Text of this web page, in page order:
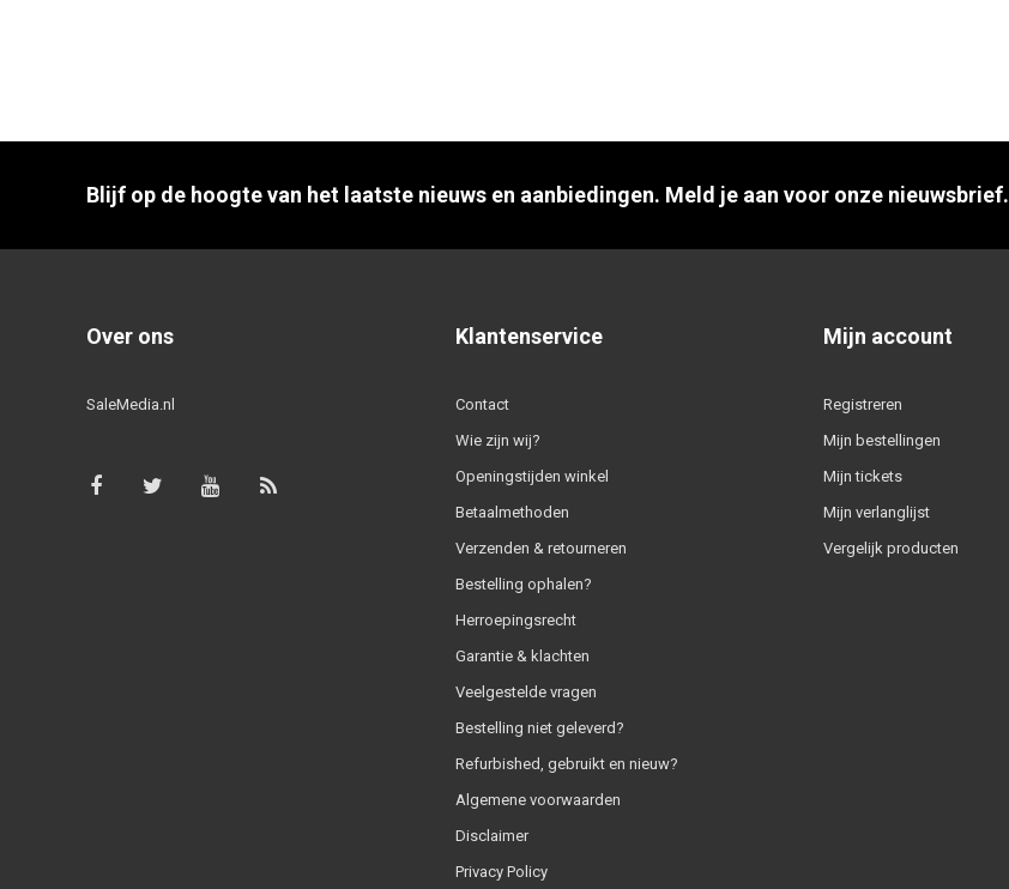
Blijf op de hoogte van het laatste nieuws en aanbiedingen. Meld je aan voor onze nieuwsbrief.
Over ons
SaleMedia.nl
Klantenservice
Contact
Wie zijn wij?
Openingstijden winkel
Betaalmethoden
Verzenden & retourneren
Bestelling ophalen?
Herroepingsrecht
Garantie & klachten
Veelgestelde vragen
Bestelling niet geleverd?
Refurbished, gebruikt en nieuw?
Algemene voorwaarden
Disclaimer
Privacy Policy
Mijn account
Registreren
Mijn bestellingen
Mijn tickets
Mijn verlanglijst
Vergelijk producten